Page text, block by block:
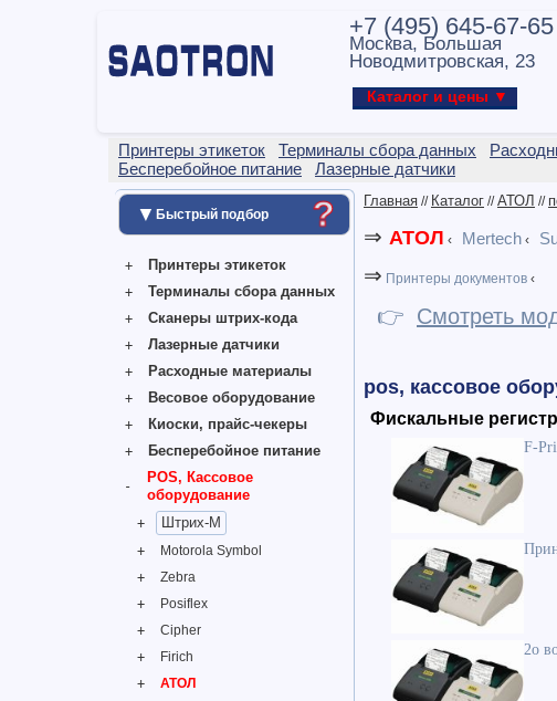
+7 (495) 645-67-65
Москва, Большая
Новодмитровская, 23
Каталог и цены ▼
Принтеры этикеток Терминалы сбора данных
Бесперебойное питание
Лазерные датчики
▼ Быстрый подбор ?
Принтеры этикеток
Терминалы сбора данных
Сканеры штрих-кода
Лазерные датчики
Расходные материалы
Весовое оборудование
Киоски, прайс-чекеры
Бесперебойное питание
POS, Кассовое
оборудование
Штрих-М
Motorola Symbol
Zebra
Posiflex
Cipher
Firich
АТОЛ
Главная // Каталог //АТОЛ //
⇒ АТОЛ ‹ Mertech ‹
⇒ Принтеры документов ‹
👉 Смотреть
pos, кассовое
Фискальные
F-
2о